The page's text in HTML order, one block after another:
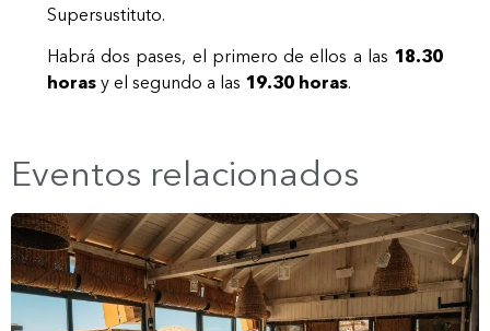
Supersustituto.
Habrá dos pases, el primero de ellos a las 18.30
horasy el segundo a las 19.30 horas.
Eventos relacionados